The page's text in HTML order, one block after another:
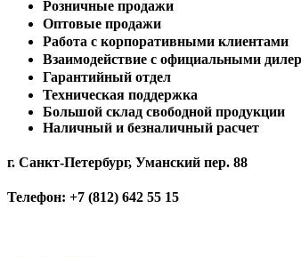
Розничные продажи
Оптовые продажи
Работа с корпоративными клиентами
Взаимодействие с официальными
Гарантийный отдел
Техническая поддержка
Большой склад свободной продукции
Наличный и безналичный расчет
г. Санкт-Петербург, Уманский пер. 88
Телефон: +7 (812) 642 55 15